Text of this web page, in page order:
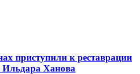
приступили к реставрации
Ханова